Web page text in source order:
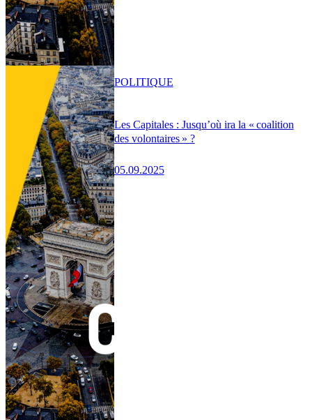
Les Capitales : Jusqu’où ira la « coalition
des volontaires » ?
05.09.2025
POLITIQUE